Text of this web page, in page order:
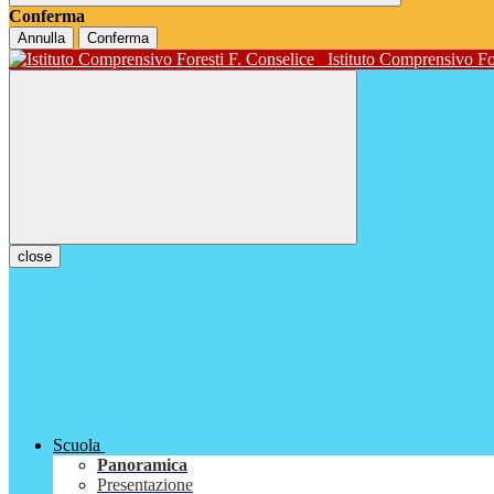
Conferma
Annulla Conferma
Istituto Comprensivo
close
Scuola
Panoramica
Presentazione